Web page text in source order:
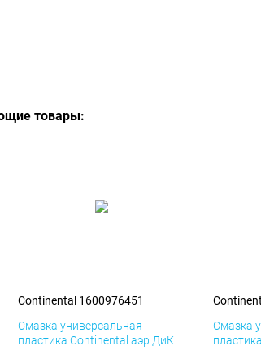
товары:
Continental 1600976451
Смазка универсальная
пластика Continental аэр ДиК
Смазка